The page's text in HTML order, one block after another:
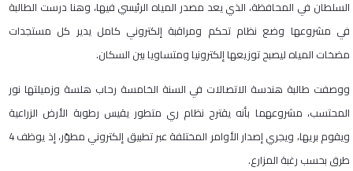
السلطان في المحافظة، الذي يعد مصدر المياه الرئيسي فيها، وهنا درست الطالبة
في مشروعها وضع نظام تحكم ومراقبة إلكتروني كامل يدير كل مستجدات
مضخات المياه ليصبح توزيعها إلكترونيا ومتساويا بين السكان.
ووصفت طالبة هندسة الاتصالات في السنة الخامسة رحاب هلسة وزميلتها نور
المحتسب، مشروعهما بأنه يقترح نظام ري متطور يقيس رطوبة الأرض الزراعية
ويقوم بريها، ويجري إصدار الأوامر المختلفة عبر تطبيق إلكتروني مطوّر، إذ يوظف 4
طرق بحسب رغبة المزارع.